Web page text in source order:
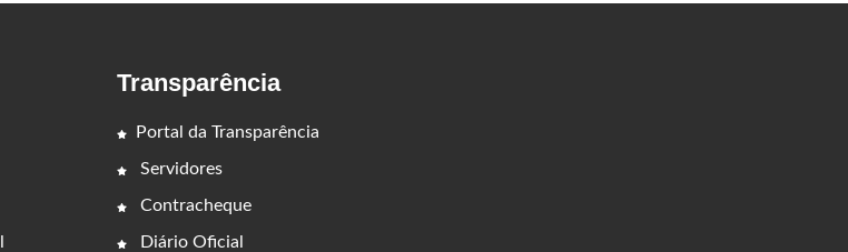
Transparência
Portal da Transparência
Servidores
Contracheque
Diário Oficial